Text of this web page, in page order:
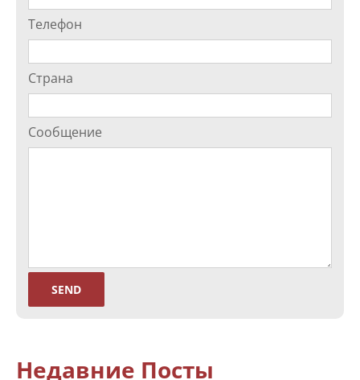
Телефон
Страна
Сообщение
Недавние Посты